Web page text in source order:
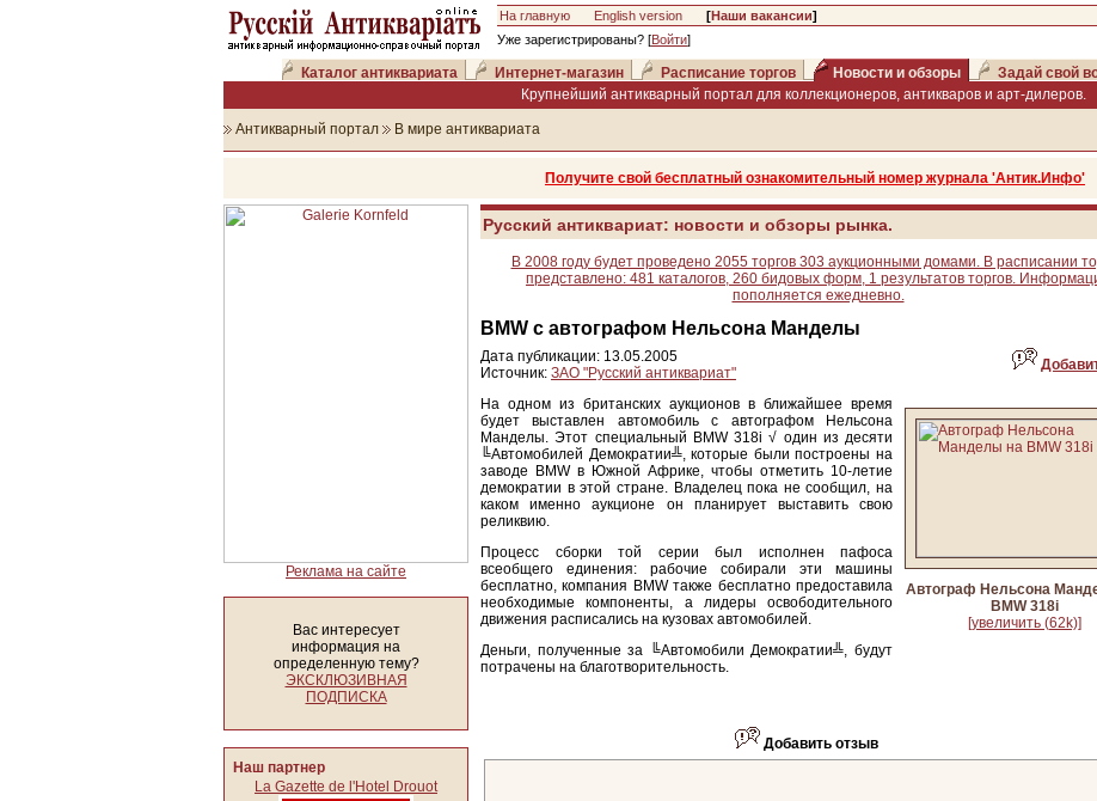
На главную English version [Наши вакансии]
Уже зарегистрированы? [Войти]
Каталог антиквариата Интернет-магазин Расписание торгов Новости и обзоры Задай свой
Крупнейший антикварный портал для коллекционеров, антикваров и арт-дилеров.
Антикварный портал В мире антиквариата
Получите свой бесплатный ознакомительный номер журнала 'Антик.Инфо'
Реклама на сайте
Вас интересует
информация на
определенную тему?
ЭКСКЛЮЗИВНАЯ
ПОДПИСКА
Наш партнер
La Gazette de l'Hotel Drouot
Русский антиквариат: новости и обзоры рынка.
В 2008 году будет проведено 2055 торгов 303 аукционными домами. В расписании
представлено: 481 каталогов, 260 бидовых форм, 1 результатов торгов.
пополняется ежедневно.
BMW с автографом Нельсона Манделы
Дата публикации: 13.05.2005
Источник: ЗАО "Русский антиквариат"
Автограф Нельсона
BMW 318i
[увеличить (62k)]
На одном из британских аукционов в ближайшее время
будет выставлен автомобиль с автографом Нельсона
Манделы. Этот специальный BMW 318i √ один из десяти
╚Автомобилей Демократии╩, которые были построены на
заводе BMW в Южной Африке, чтобы отметить 10-летие
демократии в этой стране. Владелец пока не сообщил, на
каком именно аукционе он планирует выставить свою
реликвию.
Процесс сборки той серии был исполнен пафоса
всеобщего единения: рабочие собирали эти машины
бесплатно, компания BMW также бесплатно предоставила
необходимые компоненты, а лидеры освободительного
движения расписались на кузовах автомобилей.
Деньги, полученные за ╚Автомобили Демократии╩, будут
потрачены на благотворительность.
Добавить отзыв